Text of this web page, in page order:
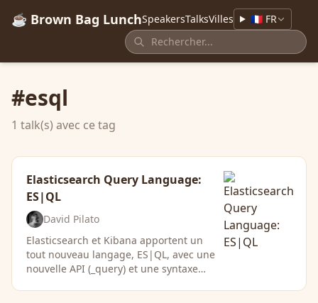
☕ Brown Bag LunchSpeakersTalksVilles 🇫🇷 FR
#esql
1 talk(s) avec ce tag
Elasticsearch Query Language:
ES|QL
David Pilato
Elasticsearch et Kibana apportent un
tout nouveau langage, ES|QL, avec une
nouvelle API (_query) et une syntaxe